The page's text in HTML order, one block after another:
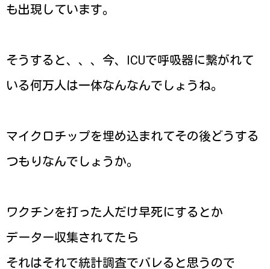
も出現しています。
そうすると、、、今、ICUで呼吸器に繋がれて
いる何万人は一体なんなんでしょうね。
マイクロチップを埋め込まれてその後どうする
つもりなんでしょうか。
ワクチンを打った人だけ早死にするとか
データー収集されてたら
それはそれで統計調査でバレると思うので